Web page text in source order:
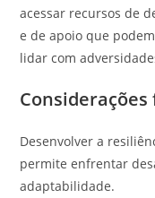
acessar recursos de
e de apoio que
lidar com
Considerações
Desenvolver a
permite enfrentar
adaptabilidade.